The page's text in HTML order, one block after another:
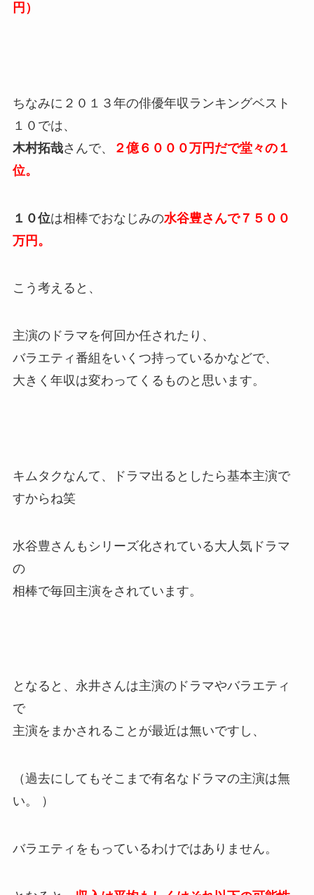
円）
ちなみに２０１３年の俳優年収ランキングベスト
１０では、
木村拓哉さんで、
２億６０００万円だで堂々の１
位。
１０位は相棒でおなじみの水谷豊さんで７５００
万円。
こう考えると、
主演のドラマを何回か任されたり、
バラエティ番組をいくつ持っているかなどで、
大きく年収は変わってくるものと思います。
キムタクなんて、ドラマ出るとしたら基本主演で
すからね笑
水谷豊さんもシリーズ化されている大人気ドラマ
の
相棒で毎回主演をされています。
となると、永井さんは主演のドラマやバラエティ
で
主演をまかされることが最近は無いですし、
（過去にしてもそこまで有名なドラマの主演は無
い。 ）
バラエティをもっているわけではありません。